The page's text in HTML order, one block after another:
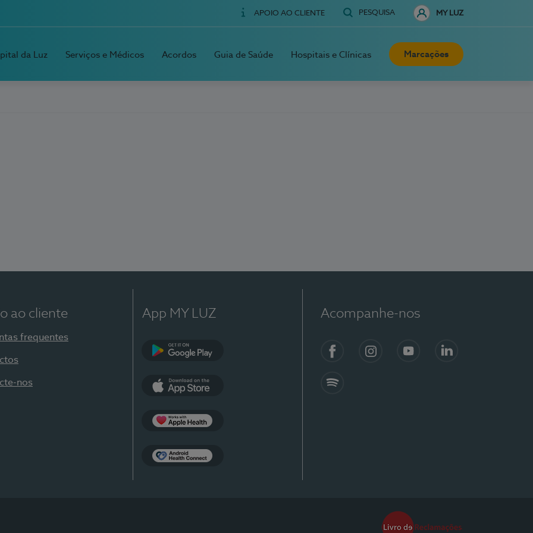
APOIO AO CLIENTE PESQUISA MY LUZ
da Luz Serviços e Médicos Acordos Guia de Saúde Hospitais e Clínicas Marcações
ao cliente
frequentes
nos
App MY LUZ Acompanhe-nos